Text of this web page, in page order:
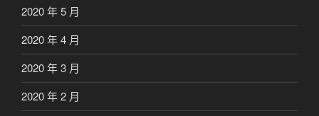
2020 年 5 月
2020 年 4 月
2020 年 3 月
2020 年 2 月